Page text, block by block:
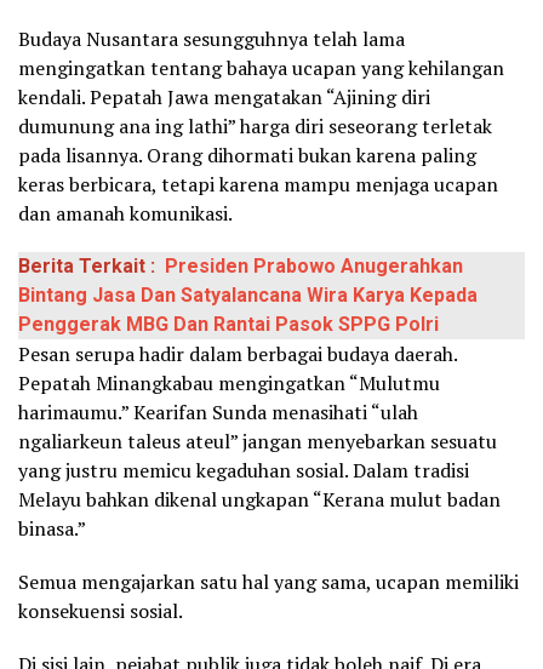
Budaya Nusantara sesungguhnya telah lama
mengingatkan tentang bahaya ucapan yang kehilangan
kendali. Pepatah Jawa mengatakan “Ajining diri
dumunung ana ing lathi” harga diri seseorang terletak
pada lisannya. Orang dihormati bukan karena paling
keras berbicara, tetapi karena mampu menjaga ucapan
dan amanah komunikasi.
Berita Terkait : Presiden Prabowo Anugerahkan
Bintang Jasa Dan Satyalancana Wira Karya Kepada
Penggerak MBG Dan Rantai Pasok SPPG Polri
Pesan serupa hadir dalam berbagai budaya daerah.
Pepatah Minangkabau mengingatkan “Mulutmu
harimaumu.” Kearifan Sunda menasihati “ulah
ngaliarkeun taleus ateul” jangan menyebarkan sesuatu
yang justru memicu kegaduhan sosial. Dalam tradisi
Melayu bahkan dikenal ungkapan “Kerana mulut badan
binasa.”
Semua mengajarkan satu hal yang sama, ucapan memiliki
konsekuensi sosial.